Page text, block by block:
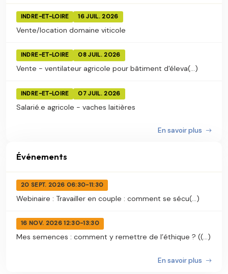
INDRE-ET-LOIRE 16 JUIL. 2026
Vente/location domaine viticole
INDRE-ET-LOIRE 08 JUIL. 2026
Vente - ventilateur agricole pour bâtiment d'éleva(...)
INDRE-ET-LOIRE 07 JUIL. 2026
Salarié.e agricole - vaches laitières
En savoir plus
Événements
20 SEPT. 2026 06:30-11:30
Webinaire : Travailler en couple : comment se sécu(...)
16 NOV. 2026 12:30-13:30
Mes semences : comment y remettre de l’éthique ? ((...)
En savoir plus